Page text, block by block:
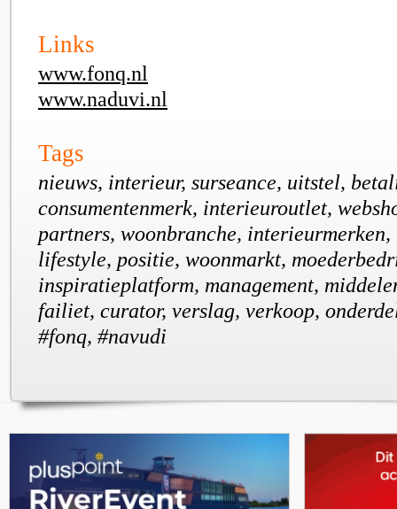
Links
www.fonq.nl
www.naduvi.nl
Tags
nieuws, interieur, surseance, uitstel,
consumentenmerk, interieuroutlet,
partners, woonbranche, interieurmerken,
lifestyle, positie, woonmarkt,
inspiratieplatform, management,
failiet, curator, verslag, verkoop,
#fonq, #navudi